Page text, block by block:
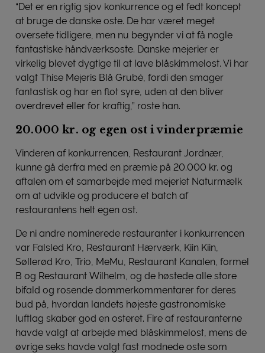
“Det er en rigtig sjov konkurrence og et fedt koncept
at bruge de danske oste. De har været meget
oversete tidligere, men nu begynder vi at få nogle
fantastiske håndværksoste. Danske mejerier er
virkelig blevet dygtige til at lave blåskimmelost. Vi har
valgt Thise Mejeris Blå Grubé, fordi den smager
fantastisk og har en flot syre, uden at den bliver
overdrevet eller for kraftig,” roste han.
20.000 kr. og egen ost i vinderpræmie
Vinderen af konkurrencen, Restaurant Jordnær,
kunne gå derfra med en præmie på 20.000 kr. og
aftalen om et samarbejde med mejeriet Naturmælk
om at udvikle og producere et batch af
restaurantens helt egen ost.
De ni andre nominerede restauranter i konkurrencen
var Falsled Kro, Restaurant Hærværk, Kiin Kiin,
Søllerød Kro, Trio, MeMu, Restaurant Kanalen, formel
B og Restaurant Wilhelm, og de høstede alle store
bifald og rosende dommerkommentarer for deres
bud på, hvordan landets højeste gastronomiske
luftlag skaber god en osteret. Fire af restauranterne
havde valgt at arbejde med blåskimmelost, mens de
øvrige seks havde valgt fast modnede oste som